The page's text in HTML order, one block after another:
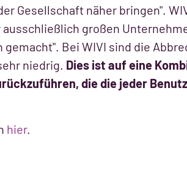
Gesellschaft näher bringen".
großen
Bei WIVI sind die
niedrig. Dies ist auf eine
die die jeder
hier.